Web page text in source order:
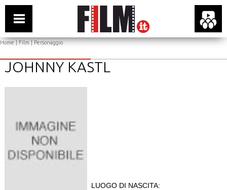
Home|Film| Personaggio
JOHNNY KASTL
LUOGO DI NASCITA: